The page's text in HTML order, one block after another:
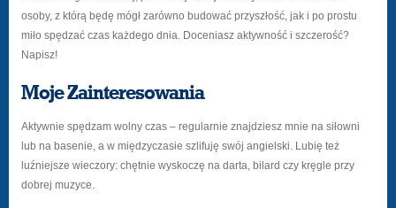
osoby, z którą będę mógł zarówno budować przyszłość, jak i po prostu
miło spędzać czas każdego dnia. Doceniasz aktywność i szczerość?
Napisz!
Moje Zainteresowania
Aktywnie spędzam wolny czas – regularnie znajdziesz mnie na siłowni
lub na basenie, a w międzyczasie szlifuję swój angielski. Lubię też
luźniejsze wieczory: chętnie wyskoczę na darta, bilard czy kręgle przy
dobrej muzyce.